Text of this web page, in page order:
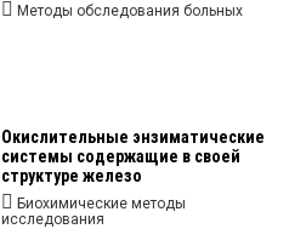
Методы обследования больных
Окислительные энзиматические
системы содержащие в своей
структуре железо
Биохимические методы
исследования